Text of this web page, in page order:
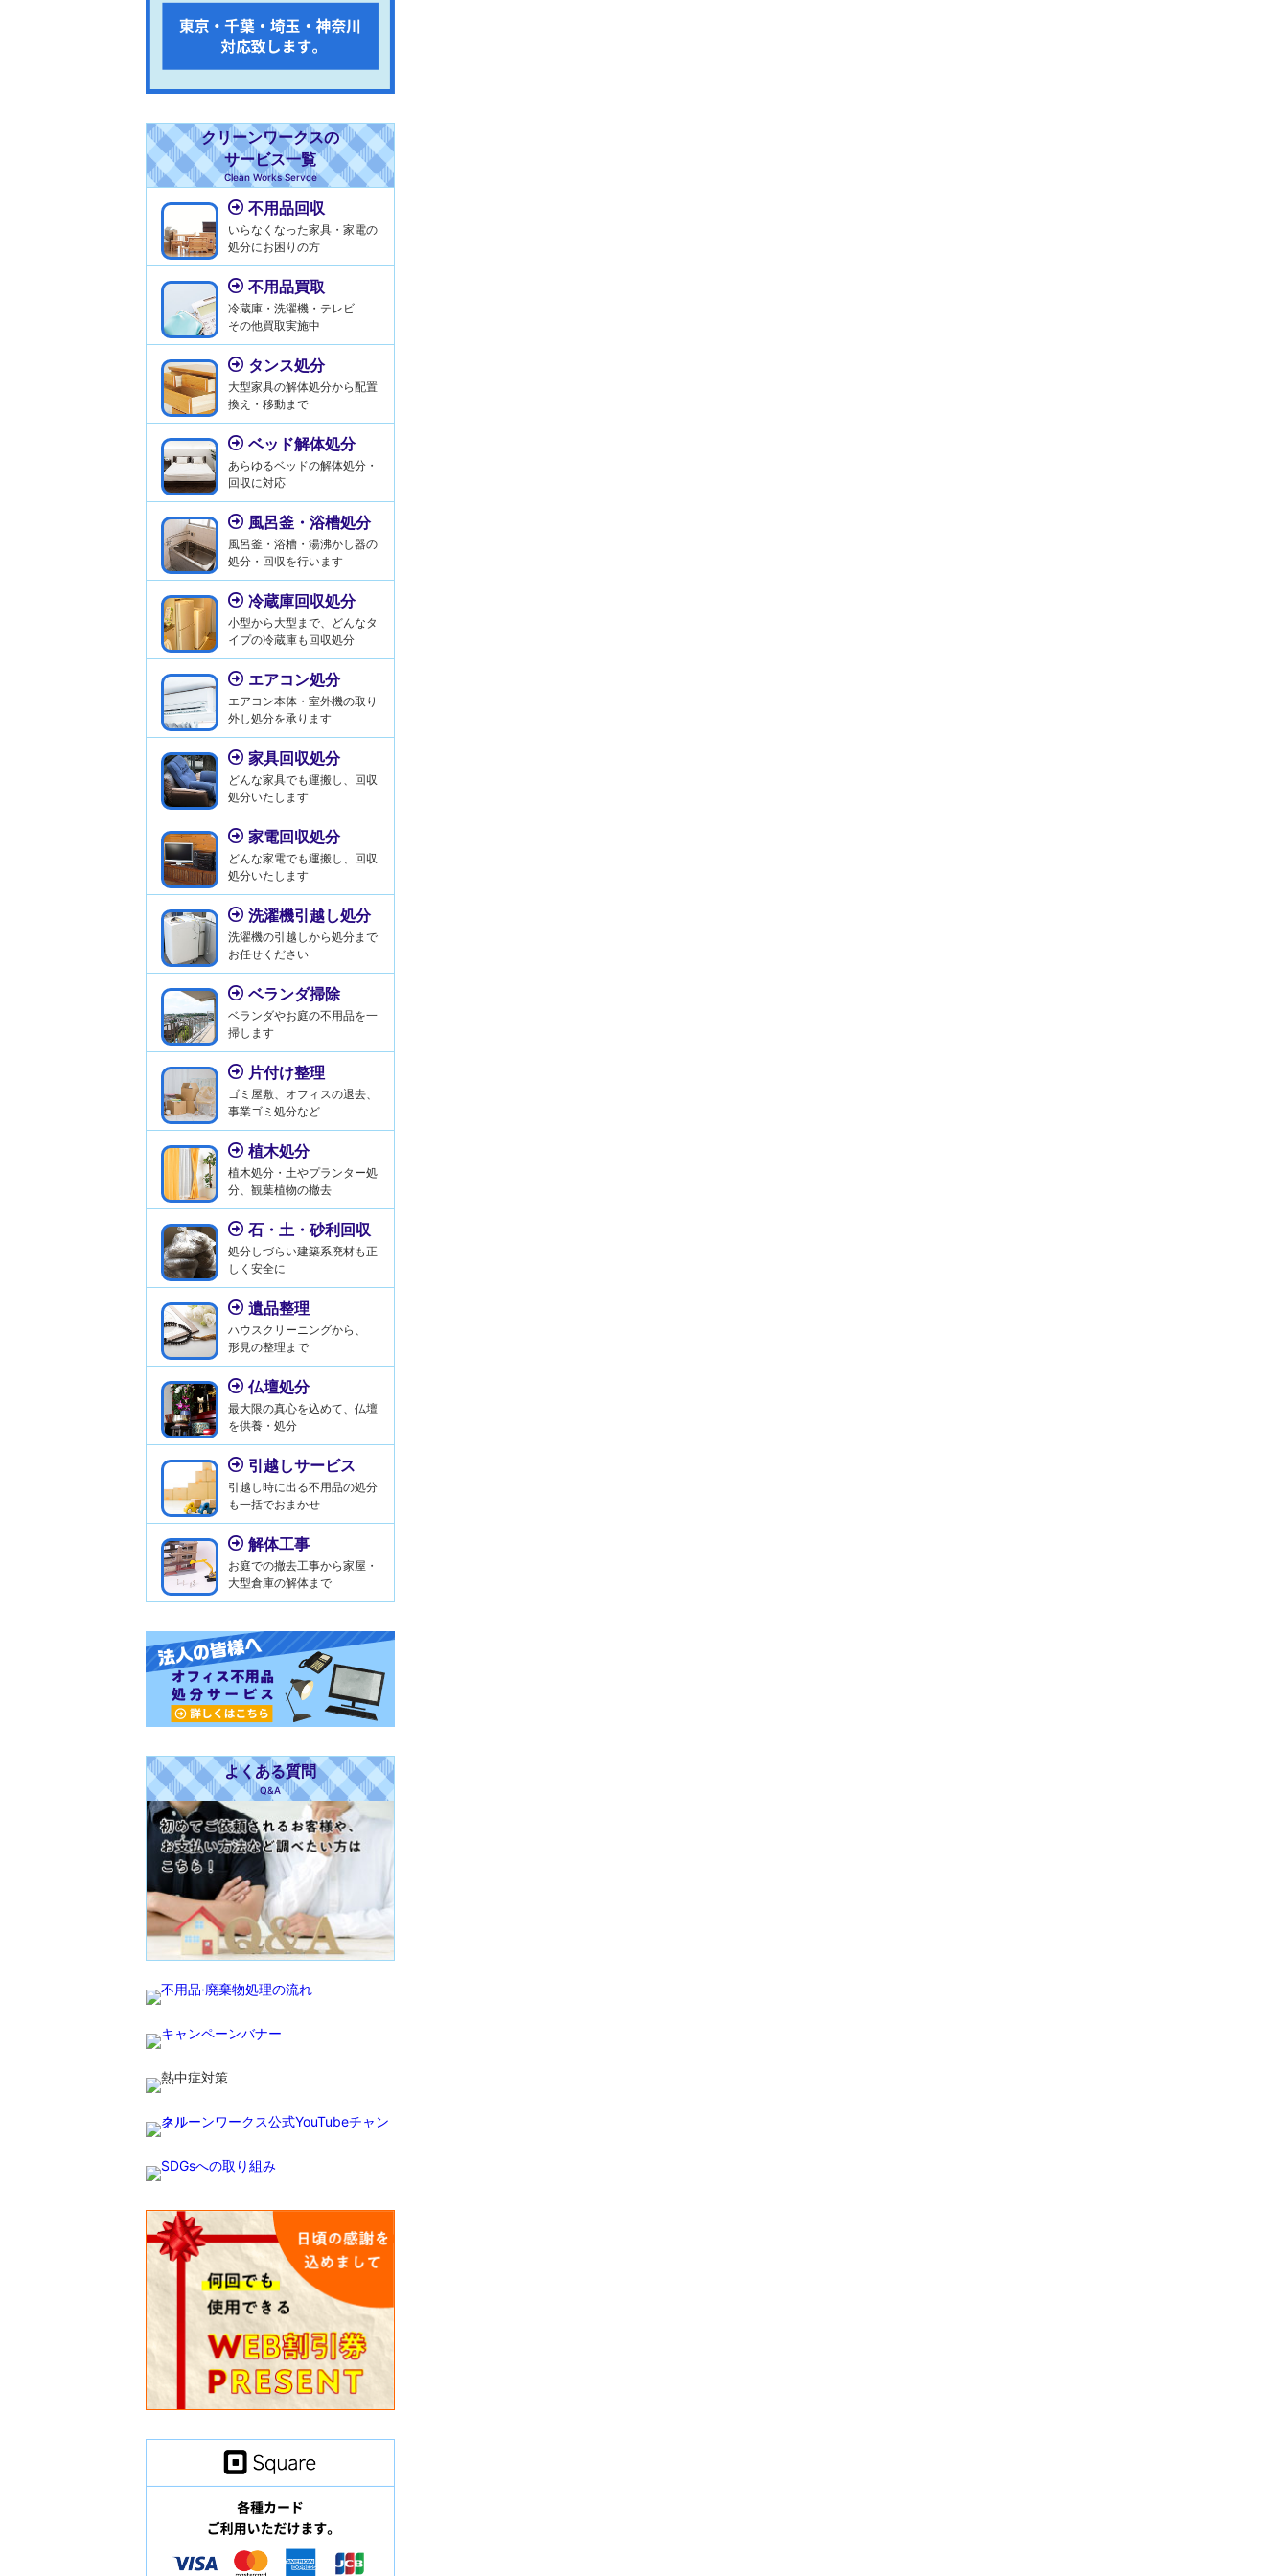
クリーンワークスの
サービス一覧
Clean Works Servce
不用品回収
いらなくなった家具・家電の
処分にお困りの方
不用品買取
冷蔵庫・洗濯機・テレビ
その他買取実施中
タンス処分
大型家具の解体処分から配置
換え・移動まで
ベッド解体処分
あらゆるベッドの解体処分・
回収に対応
風呂釜・浴槽処分
風呂釜・浴槽・湯沸かし器の
処分・回収を行います
冷蔵庫回収処分
小型から大型まで、どんなタ
イプの冷蔵庫も回収処分
エアコン処分
エアコン本体・室外機の取り
外し処分を承ります
家具回収処分
どんな家具でも運搬し、回収
処分いたします
家電回収処分
どんな家電でも運搬し、回収
処分いたします
洗濯機引越し処分
洗濯機の引越しから処分まで
お任せください
ベランダ掃除
ベランダやお庭の不用品を一
掃します
片付け整理
ゴミ屋敷、オフィスの退去、
事業ゴミ処分など
植木処分
植木処分・土やプランター処
分、観葉植物の撤去
石・土・砂利回収
処分しづらい建築系廃材も正
しく安全に
遺品整理
ハウスクリーニングから、
形見の整理まで
仏壇処分
最大限の真心を込めて、仏壇
を供養・処分
引越しサービス
引越し時に出る不用品の処分
も一括でおまかせ
解体工事
お庭での撤去工事から家屋・
大型倉庫の解体まで
よくある質問
Q&A